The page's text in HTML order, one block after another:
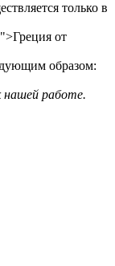
только в
от
образом:
нашей работе.